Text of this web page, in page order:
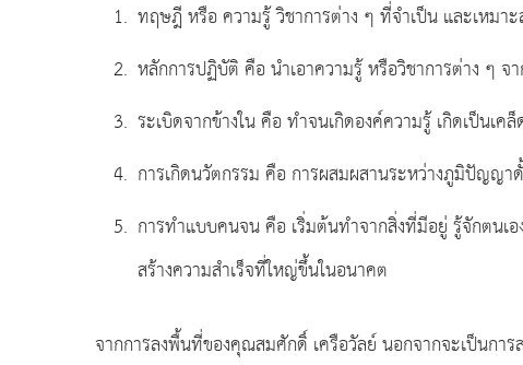
ทฤษฎี หรือ ความรู้ วิชาการต่าง ๆ ที่จำเป็น และเหม
หลักการปฏิบัติ คือ นำเอาความรู้ หรือวิชาการต่าง ๆ
ระเบิดจากข้างใน คือ ทำจนเกิดองค์ความรู้ เกิดเป็นเ
การเกิดนวัตกรรม คือ การผสมผสานระหว่างภูมิปัญญา
การทำแบบคนจน คือ เริ่มต้นทำจากสิ่งที่มีอยู่ รู้จักตนเอ
สร้างความสำเร็จที่ใหญ่ขึ้นในอนาคต
จากการลงพื้นที่ของคุณสมศักดิ์ เครือวัลย์ นอกจากจะเป็นการ